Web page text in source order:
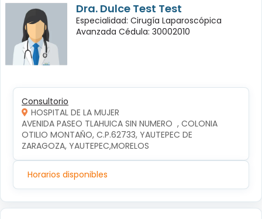
Dra. Dulce Test Test
Especialidad: Cirugía Laparoscópica
Avanzada Cédula: 30002010
Consultorio
HOSPITAL DE LA MUJER
AVENIDA PASEO TLAHUICA SIN NUMERO  , COLONIA
OTILIO MONTAÑO, C.P.62733, YAUTEPEC DE
ZARAGOZA, YAUTEPEC,MORELOS
Horarios disponibles